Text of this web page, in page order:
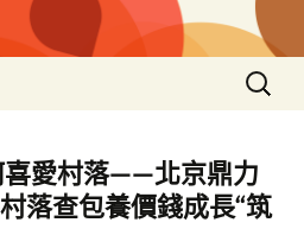
搜
尋
鍵
字:
喜愛村落——北京鼎力
落查包養價錢成長“筑